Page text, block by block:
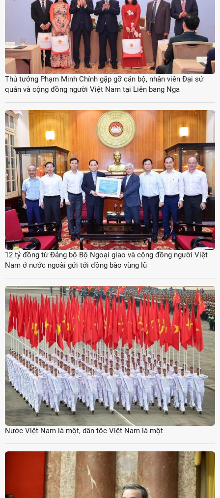
Thủ tướng Phạm Minh Chính gặp gỡ cán bộ, nhân viên Đại sứ
quán và cộng đồng người Việt Nam tại Liên bang Nga
12 tỷ đồng từ Đảng bộ Bộ Ngoại giao và cộng đồng người Việt
Nam ở nước ngoài gửi tới đồng bào vùng lũ
Nước Việt Nam là một, dân tộc Việt Nam là một